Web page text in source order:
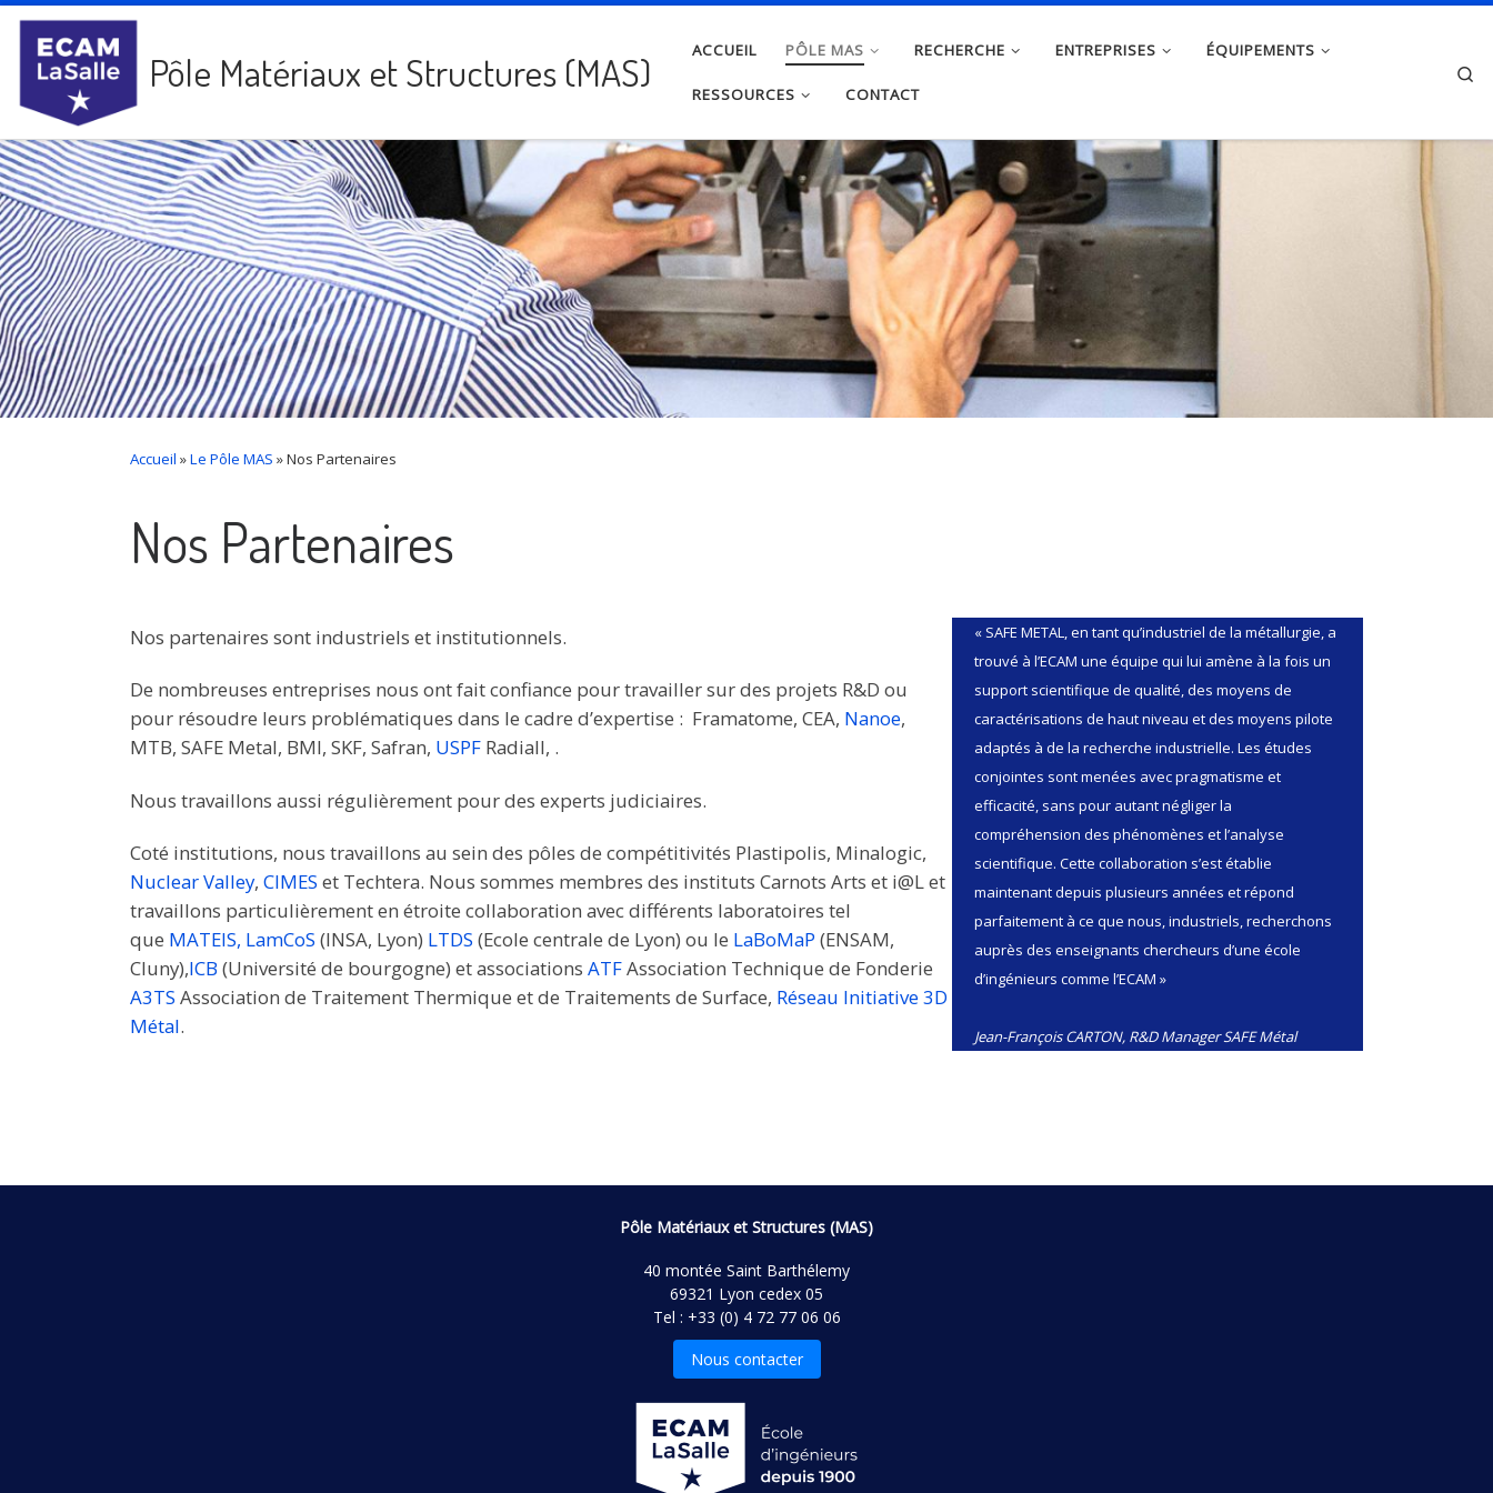
Pôle Matériaux et Structures (MAS) ACCUEIL PÔLE MAS RECHERCHE ENTREPRISES ÉQUIPEMENTS
RESSOURCES CONTACT
Accueil »Le Pôle MAS »Nos Partenaires
Nos Partenaires
Nos partenaires sont industriels et institutionnels.
De nombreuses entreprises nous ont fait confiance pour travailler sur des projets R&D ou
pour résoudre leurs problématiques dans le cadre d’expertise : Framatome, CEA, Nanoe,
MTB, SAFE Metal, BMI, SKF, Safran, USPF Radiall, .
Nous travaillons aussi régulièrement pour des experts judiciaires.
Coté institutions, nous travaillons au sein des pôles de compétitivités Plastipolis, Minalogic,
Nuclear Valley, CIMES et Techtera. Nous sommes membres des instituts Carnots Arts et i@L et
travaillons particulièrement en étroite collaboration avec différents laboratoires tel
que MATEIS, LamCoS (INSA, Lyon) LTDS (Ecole centrale de Lyon) ou le LaBoMaP (ENSAM,
Cluny),ICB (Université de bourgogne) et associations ATFAssociation Technique de Fonderie
A3TS Association de Traitement Thermique et de Traitements de Surface, Réseau Initiative 3D
Métal.
« SAFE METAL, en tant qu’industriel de la métallurgie, a
trouvé à l’ECAM une équipe qui lui amène à la fois un
support scientifique de qualité, des moyens de
caractérisations de haut niveau et des moyens pilote
adaptés à de la recherche industrielle. Les études
conjointes sont menées avec pragmatisme et
efficacité, sans pour autant négliger la
compréhension des phénomènes et l’analyse
scientifique. Cette collaboration s’est établie
maintenant depuis plusieurs années et répond
parfaitement à ce que nous, industriels, recherchons
auprès des enseignants chercheurs d’une école
d’ingénieurs comme l’ECAM »
Jean-François CARTON, R&D Manager SAFE Métal
Pôle Matériaux et Structures (MAS)
40 montée Saint Barthélemy
69321 Lyon cedex 05
Tel : +33 (0) 4 72 77 06 06
Nous contacter